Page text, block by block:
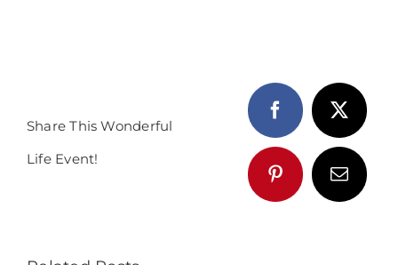
Share This Wonderful
Life Event!